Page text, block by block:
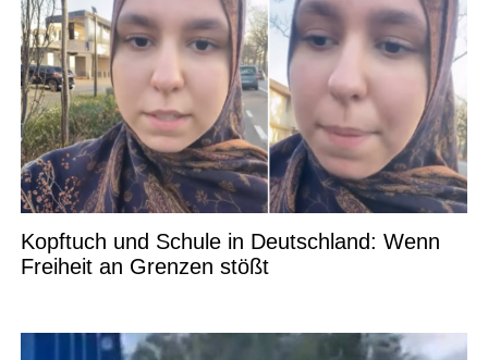
Kopftuch und Schule in Deutschland: Wenn
Freiheit an Grenzen stößt